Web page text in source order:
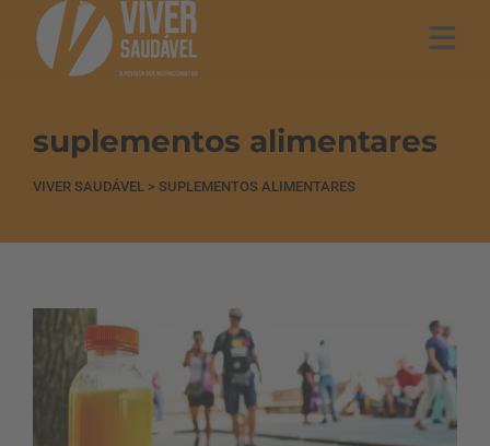
suplementos alimentares
VIVER SAUDÁVEL > SUPLEMENTOS ALIMENTARES